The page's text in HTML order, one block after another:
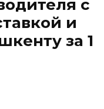
с
и
за 1